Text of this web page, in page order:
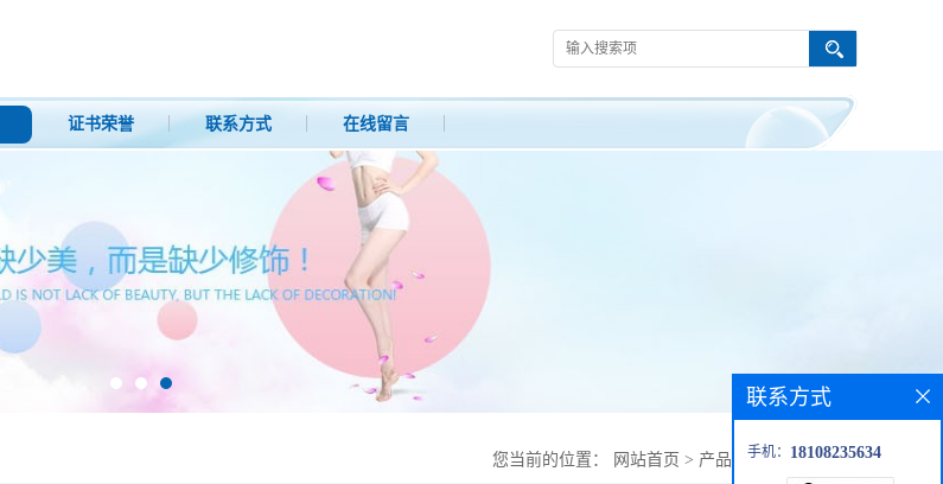
证书荣誉 联系方式 在线留言
您当前的位置： 网站首页 > 产品展厅>75790-53-3
联系方式
手机： 18108235634